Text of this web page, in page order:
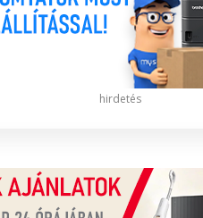
hirdetés